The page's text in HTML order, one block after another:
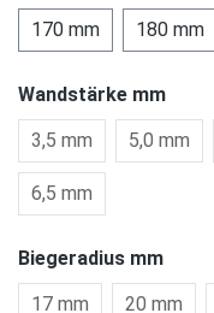
170 mm 180 mm
Wandstärke mm
3,5 mm
5,0 mm
6,5 mm
Biegeradius mm
17 mm
20 mm